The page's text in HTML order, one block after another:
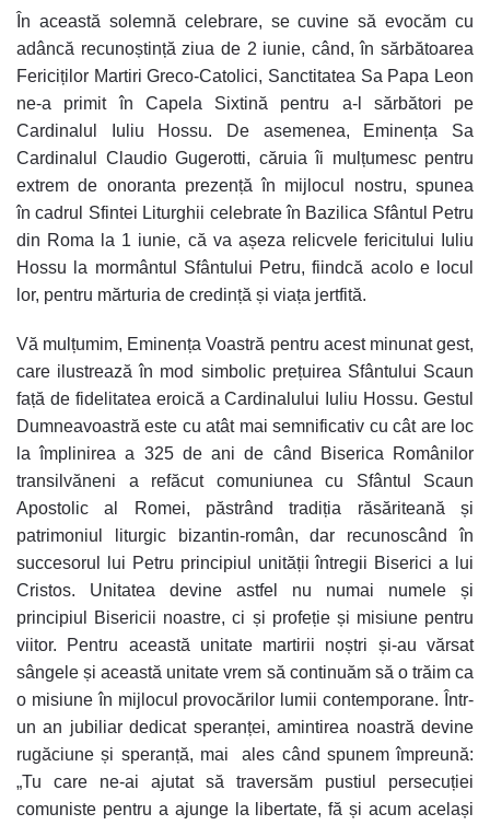
În această solemnă celebrare, se cuvine să evocăm cu
adâncă recunoștință ziua de 2 iunie, când, în sărbătoarea
Fericiților Martiri Greco-Catolici, Sanctitatea Sa Papa Leon
ne-a primit în Capela Sixtină pentru a-l sărbători pe
Cardinalul Iuliu Hossu. De asemenea, Eminența Sa
Cardinalul Claudio Gugerotti, căruia îi mulțumesc pentru
extrem de onoranta prezență în mijlocul nostru, spunea
în cadrul Sfintei Liturghii celebrate în Bazilica Sfântul Petru
din Roma la 1 iunie, că va așeza relicvele fericitului Iuliu
Hossu la mormântul Sfântului Petru, fiindcă acolo e locul
lor, pentru mărturia de credință și viața jertfită.
Vă mulțumim, Eminența Voastră pentru acest minunat gest,
care ilustrează în mod simbolic prețuirea Sfântului Scaun
față de fidelitatea eroică a Cardinalului Iuliu Hossu. Gestul
Dumneavoastră este cu atât mai semnificativ cu cât are loc
la împlinirea a 325 de ani de când Biserica Românilor
transilvăneni a refăcut comuniunea cu Sfântul Scaun
Apostolic al Romei, păstrând tradiția răsăriteană și
patrimoniul liturgic bizantin-român, dar recunoscând în
succesorul lui Petru principiul unității întregii Biserici a lui
Cristos. Unitatea devine astfel nu numai numele și
principiul Bisericii noastre, ci și profeție și misiune pentru
viitor. Pentru această unitate martirii noștri și-au vărsat
sângele și această unitate vrem să continuăm să o trăim ca
o misiune în mijlocul provocărilor lumii contemporane. Într-
un an jubiliar dedicat speranței, amintirea noastră devine
rugăciune și speranță, mai ales când spunem împreună:
„Tu care ne-ai ajutat să traversăm pustiul persecuției
comuniste pentru a ajunge la libertate, fă și acum același